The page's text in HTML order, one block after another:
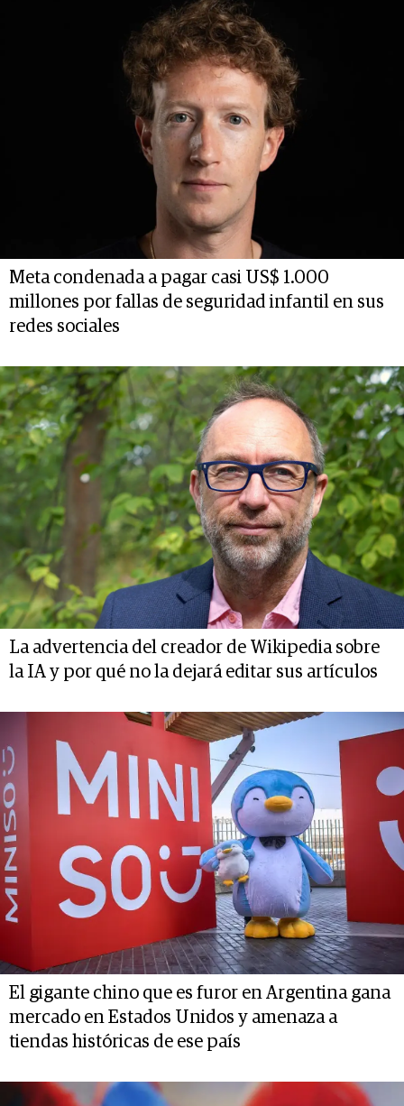
Meta condenada a pagar casi US$ 1.000
millones por fallas de seguridad infantil en sus
redes sociales
La advertencia del creador de Wikipedia sobre
la IA y por qué no la dejará editar sus artículos
El gigante chino que es furor en Argentina gana
mercado en Estados Unidos y amenaza a
tiendas históricas de ese país